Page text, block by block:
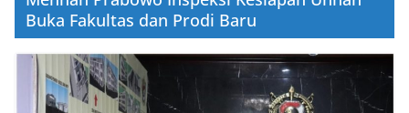
Buka Fakultas dan Prodi Baru